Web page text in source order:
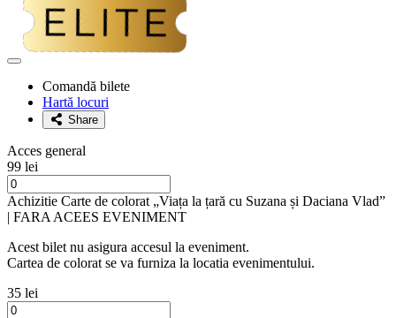
Adaugă
favoriteComandă bilete
Hartă locuri
Share
Acces general
99 lei
Achizitie Carte de colorat „Viața la țară cu Suzana și Daciana Vlad”
| FARA ACEES EVENIMENT
Acest bilet nu asigura accesul la eveniment.
Cartea de colorat se va furniza la locatia evenimentului.
35 lei